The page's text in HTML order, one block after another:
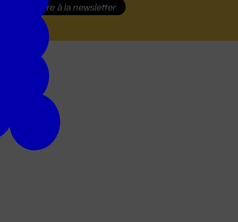
S'inscrire à la newsletter